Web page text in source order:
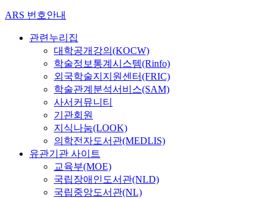
ARS 번호안내
관련누리집
대학공개강의(KOCW)
학술정보통계시스템(Rinfo)
외국학술지지원센터(FRIC)
학술관계분석서비스(SAM)
사서커뮤니티
기관회원
지식나눔(LOOK)
의학전자도서관(MEDLIS)
유관기관 사이트
교육부(MOE)
국립장애인도서관(NLD)
국립중앙도서관(NL)